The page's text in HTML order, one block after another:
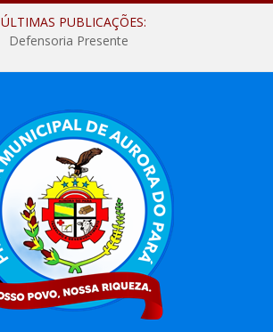
ÚLTIMAS PUBLICAÇÕES:
Defensoria Presente